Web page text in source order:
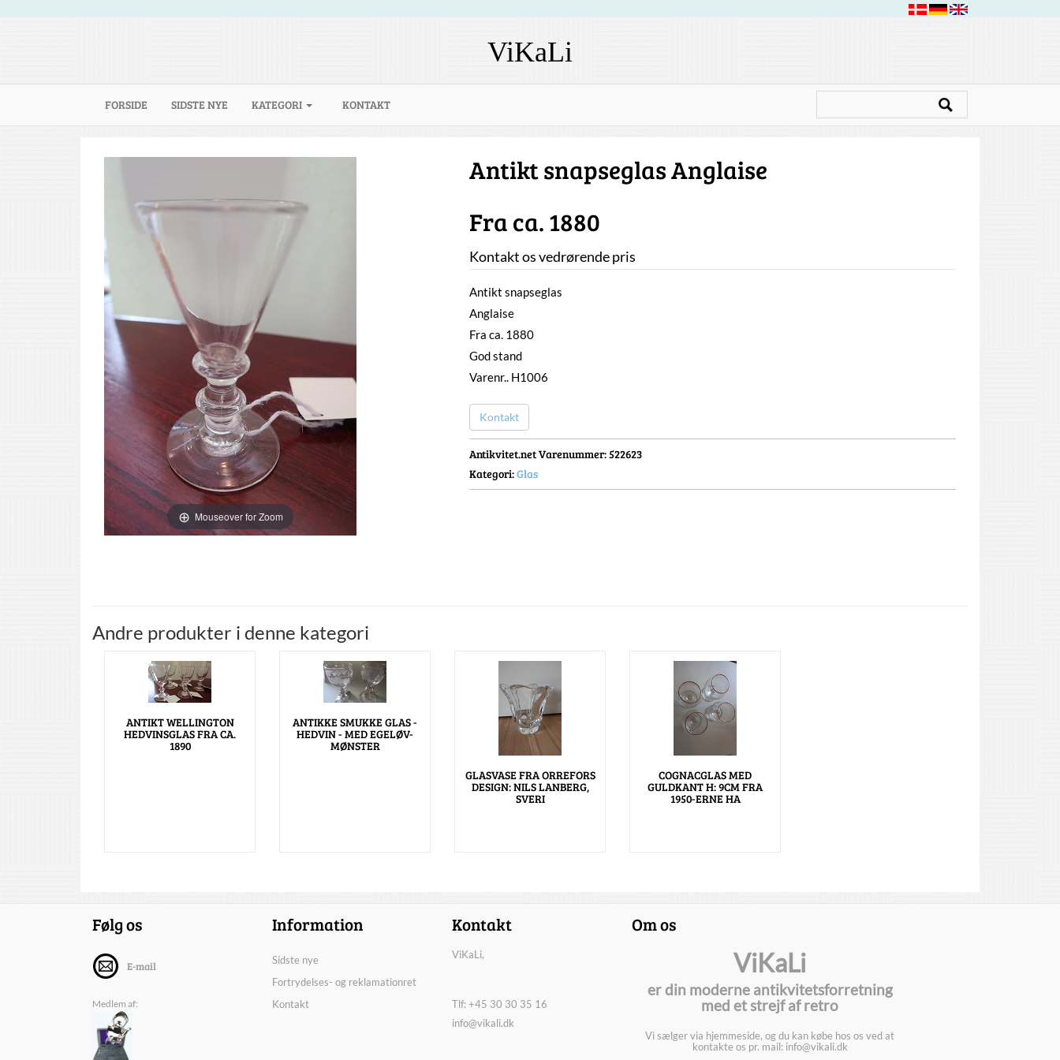
ViKaLi
FORSIDE (CURRENT)
SIDSTE NYE KATEGORI KONTAKT
Mouseover for Zoom
Antikt snapseglas Anglaise
Fra ca. 1880
Kontakt os vedrørende pris
Antikt snapseglas
Anglaise
Fra ca. 1880
God stand
Varenr.. H1006
Kontakt
Antikvitet.net Varenummer: 522623
Kategori:Glas
Andre produkter i denne kategori
ANTIKT WELLINGTON
HEDVINSGLAS FRA CA.
1890
ANTIKKE SMUKKE GLAS -
HEDVIN - MED EGELØV-
MØNSTER
GLASVASE FRA ORREFORS
DESIGN: NILS LANBERG,
SVERI
COGNACGLAS MED
GULDKANT H: 9CM FRA
1950-ERNE HA
Følg os
E-mail
Medlem af:
Information
Sidste nye
Fortrydelses- og reklamationret
Kontakt
Kontakt
ViKaLi,
Tlf: +45 30 30 35 16
info@vikali.dk
Om os
ViKaLi
er din moderne antikvitetsforretning
med et strejf af retro
Vi sælger via hjemmeside, og du kan købe hos os ved at
kontakte os pr. mail: info@vikali.dk